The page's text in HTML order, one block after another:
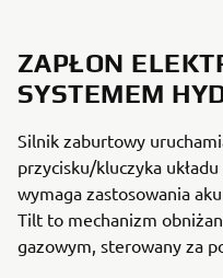
ZAPŁON
SYSTEMEM
Silnik zaburtowy
przycisku/kluczyka
wymaga zastosowania
Tilt to mechanizm
gazowym, sterowany za